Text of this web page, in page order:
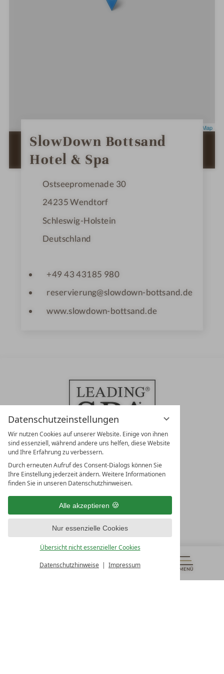
Datenschutzeinstellungen
Wir nutzen Cookies auf unserer Website. Einige von ihnen
sind essenziell, während andere uns helfen, diese Website
und Ihre Erfahrung zu verbessern.
Durch erneuten Aufruf des Consent-Dialogs können Sie
Ihre Einstellung jederzeit ändern. Weitere Informationen
finden Sie in unseren Datenschutzhinweisen.
Alle akzeptieren
Nur essenzielle Cookies
Übersicht nicht essenzieller Cookies
Datenschutzhinweise Impressum
MENÜ
GUTSCHEINE & MEHR ALLE RESORTS
OpenStreetMap
ZUR ROUTENPLANUNG MIT GOOGLE
MAPS
0
S
t
e
r
SlowDown Bottsand
Hotel & Spa
Ostseepromenade 30
24235 Wendtorf
Schleswig-Holstein
Deutschland
+49 43 43185 980
reservierung@slowdown-bottsand.de
www.slowdown-bottsand.de
LEADING SPA RESORTS
10. Oktober Str. 17/Top 1
Österreich
T +43 4242 22077
UNSERE ÖFFNUNGSZEITEN